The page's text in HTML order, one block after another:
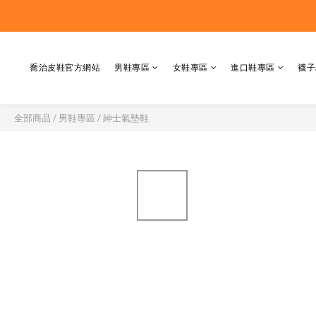
喬治皮鞋官方網站 男鞋專區 女鞋專區 進口鞋專區 襪
全部商品 / 男鞋專區 /紳士氣墊鞋